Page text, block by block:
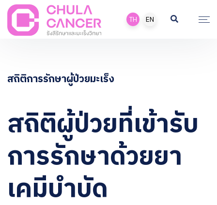
TH EN
สถิติการรักษาผู้ป่วยมะเร็ง
สถิติผู้ป่วยที่เข้ารับ
การรักษาด้วยยา
เคมีบำบัด